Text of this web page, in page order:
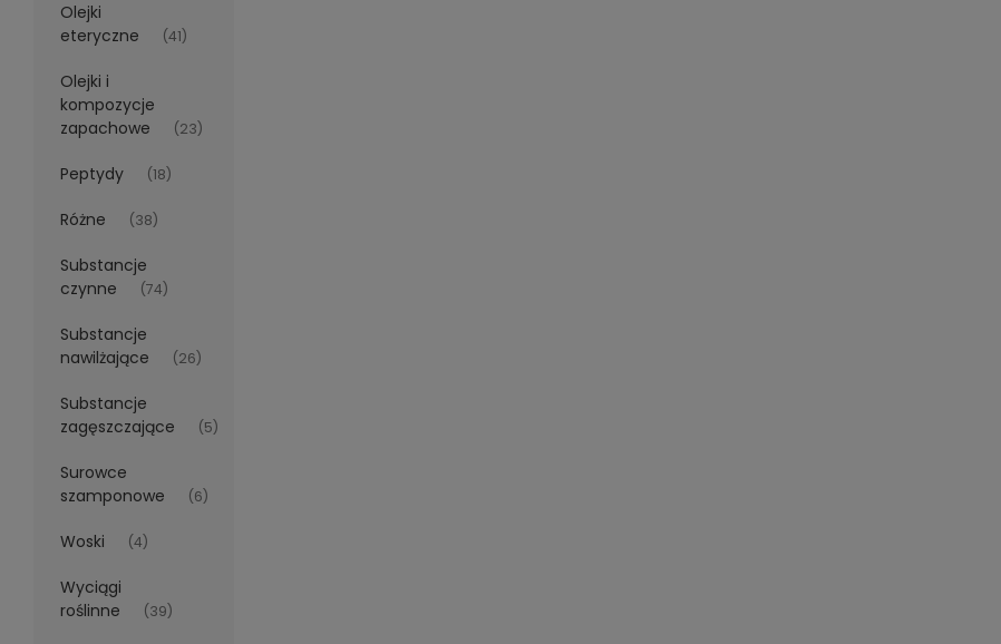
Olejki
eteryczne
(41)
Olejki i
kompozycje
zapachowe
(23)
Peptydy (18)
Różne (38)
Substancje
czynne
(74)
Substancje
nawilżające
(26)
Substancje
zagęszczające
(5)
Surowce
szamponowe
(6)
Woski (4)
Wyciągi
roślinne
(39)